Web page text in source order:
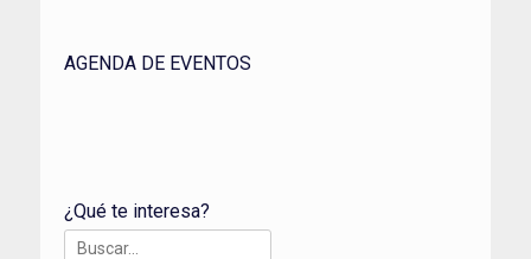
AGENDA DE EVENTOS
¿Qué te interesa?
Buscar: